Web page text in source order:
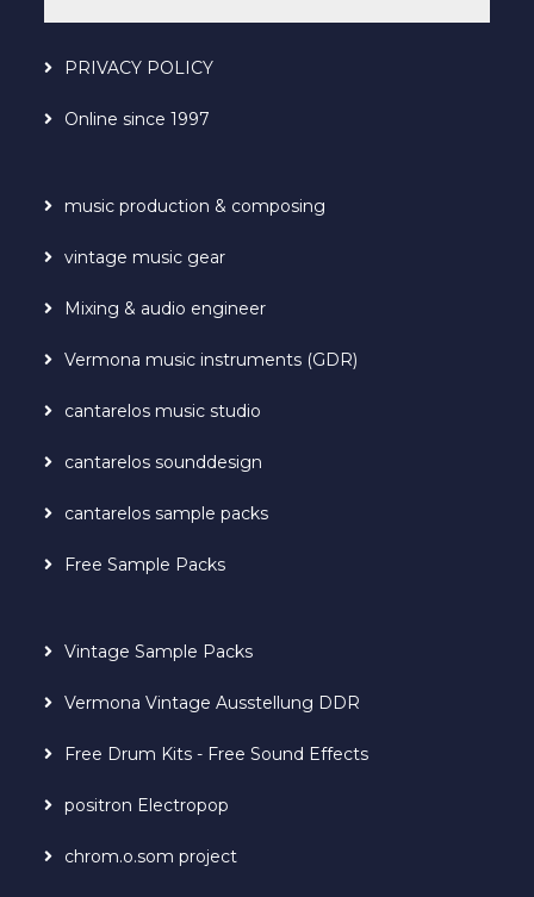
PRIVACY POLICY
Online since 1997
music production & composing
vintage music gear
Mixing & audio engineer
Vermona music instruments (GDR)
cantarelos music studio
cantarelos sounddesign
cantarelos sample packs
Free Sample Packs
Vintage Sample Packs
Vermona Vintage Ausstellung DDR
Free Drum Kits - Free Sound Effects
positron Electropop
chrom.o.som project